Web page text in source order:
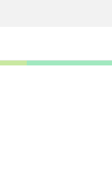
المحتوى